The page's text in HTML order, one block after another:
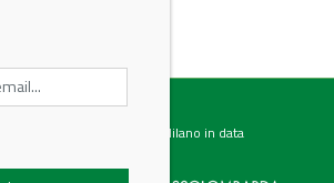
presso il Tribunale di Milano in data